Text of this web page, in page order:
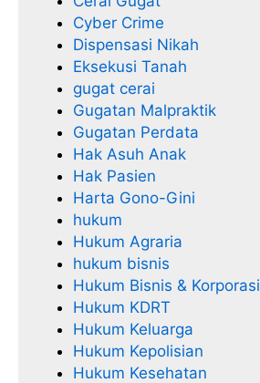
Cyber Crime
Dispensasi Nikah
Eksekusi Tanah
gugat cerai
Gugatan Malpraktik
Gugatan Perdata
Hak Asuh Anak
Hak Pasien
Harta Gono-Gini
hukum
Hukum Agraria
hukum bisnis
Hukum Bisnis & Korporasi
Hukum KDRT
Hukum Keluarga
Hukum Kepolisian
Hukum Kesehatan